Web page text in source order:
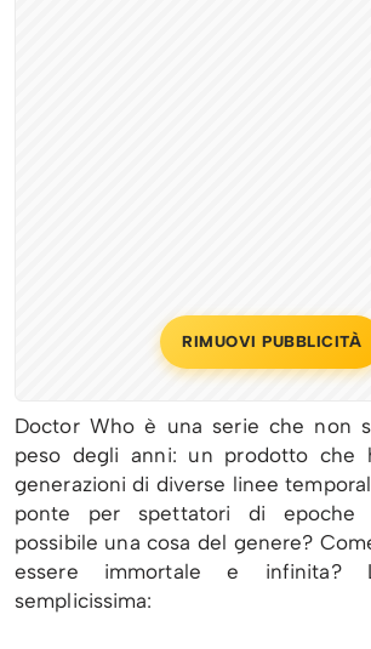
RIMUOVI PUBBLICITÀ
Doctor Who è una serie che non
peso degli anni: un prodotto che
generazioni di diverse linee
ponte per spettatori di epoche
possibile una cosa del genere?
essere immortale e infinita?
semplicissima: